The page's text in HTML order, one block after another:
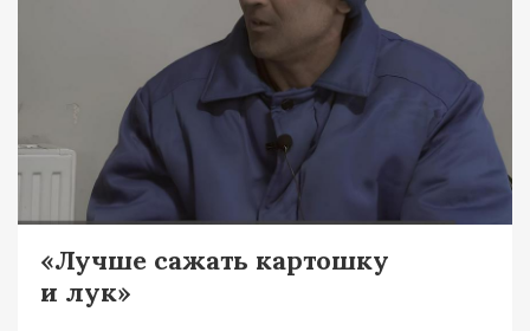
«Лучше сажать картошку
и лук»